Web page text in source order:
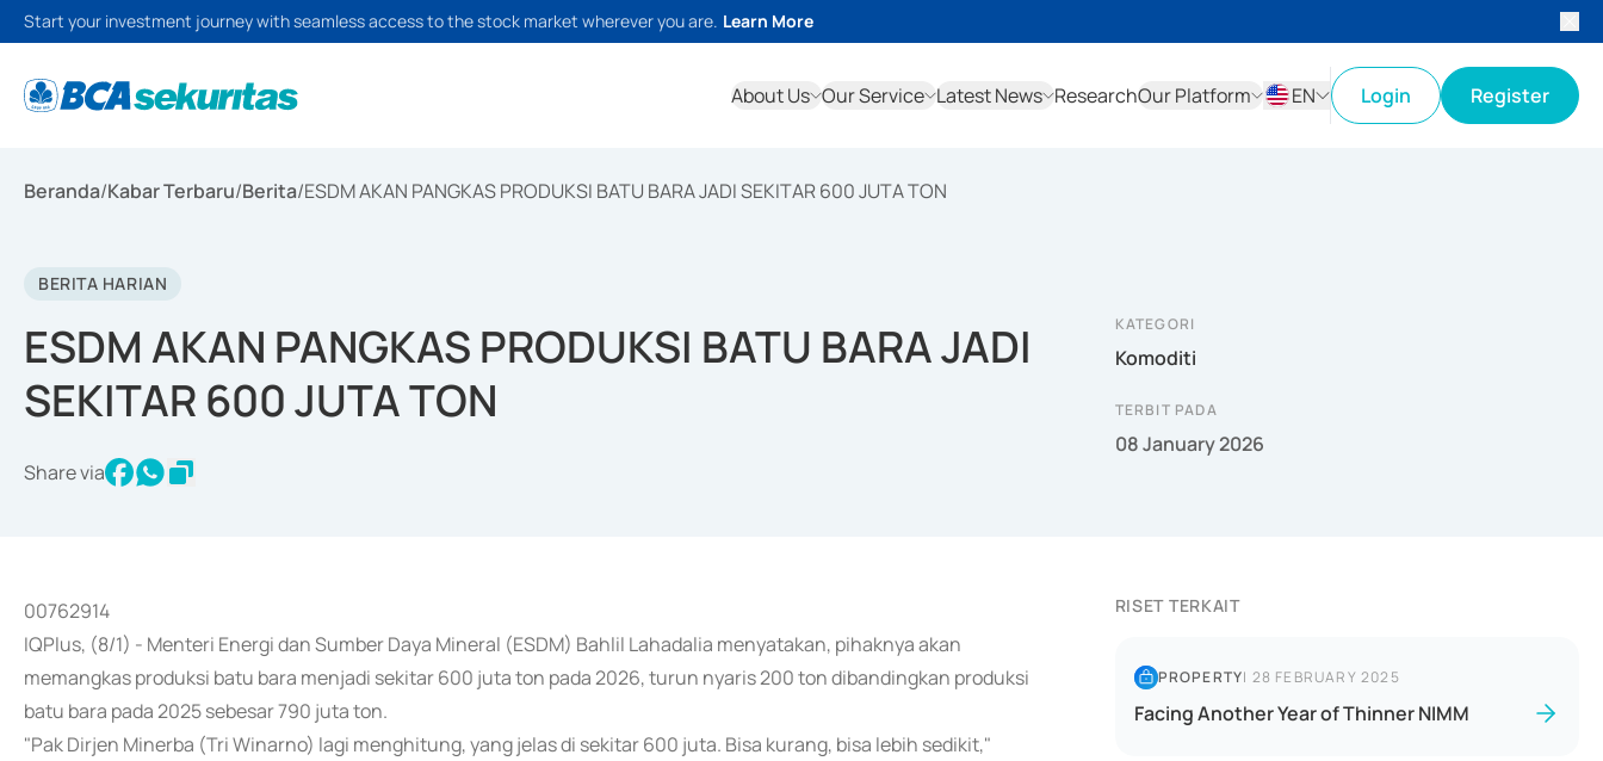
Start your investment journey with seamless access to the stock market wherever you are. Learn More
About Us Our Service Latest News ResearchOur Platform
EN
Login Register
Beranda/Kabar Terbaru/Berita/ESDM AKAN PANGKAS PRODUKSI BATU BARA JADI SEKITAR 600 JUTA TON
BERITA HARIAN
ESDM AKAN PANGKAS PRODUKSI BATU BARA JADI
SEKITAR 600 JUTA TON
Share via
KATEGORI
Komoditi
TERBIT PADA
08 January 2026
00762914
IQPlus, (8/1) - Menteri Energi dan Sumber Daya Mineral (ESDM) Bahlil Lahadalia menyatakan, pihaknya akan
memangkas produksi batu bara menjadi sekitar 600 juta ton pada 2026, turun nyaris 200 ton dibandingkan produksi
batu bara pada 2025 sebesar 790 juta ton.
"Pak Dirjen Minerba (Tri Winarno) lagi menghitung, yang jelas di sekitar 600 juta. Bisa kurang, bisa lebih sedikit,"
RISET TERKAIT
PROPERTY| 28 FEBRUARY 2025
Facing Another Year of Thinner NIMM